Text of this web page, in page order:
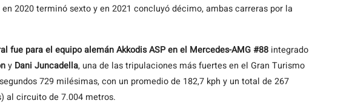
2020 terminó sexto y en 2021 concluyó décimo, ambas carreras por la
fue para el equipo alemán Akkodis ASP en el Mercedes-AMG #88 integrado
y Dani Juncadella, una de las tripulaciones más fuertes en el Gran Turismo
729 milésimas, con un promedio de 182,7 kph y un total de 267
al circuito de 7.004 metros.